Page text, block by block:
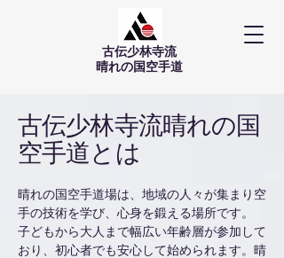
古伝少林寺流
​晴れの国空手道
古伝少林寺流晴れの国
空手道とは
晴れの国空手道場は、地域の人々が集まり空
手の技術を学び、心身を鍛える場所です。
子どもから大人まで幅広い年齢層が参加して
おり、初心者でも安心して始められます。晴